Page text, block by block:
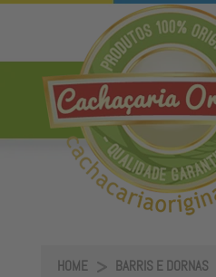
HOME BARRIS E DORNAS